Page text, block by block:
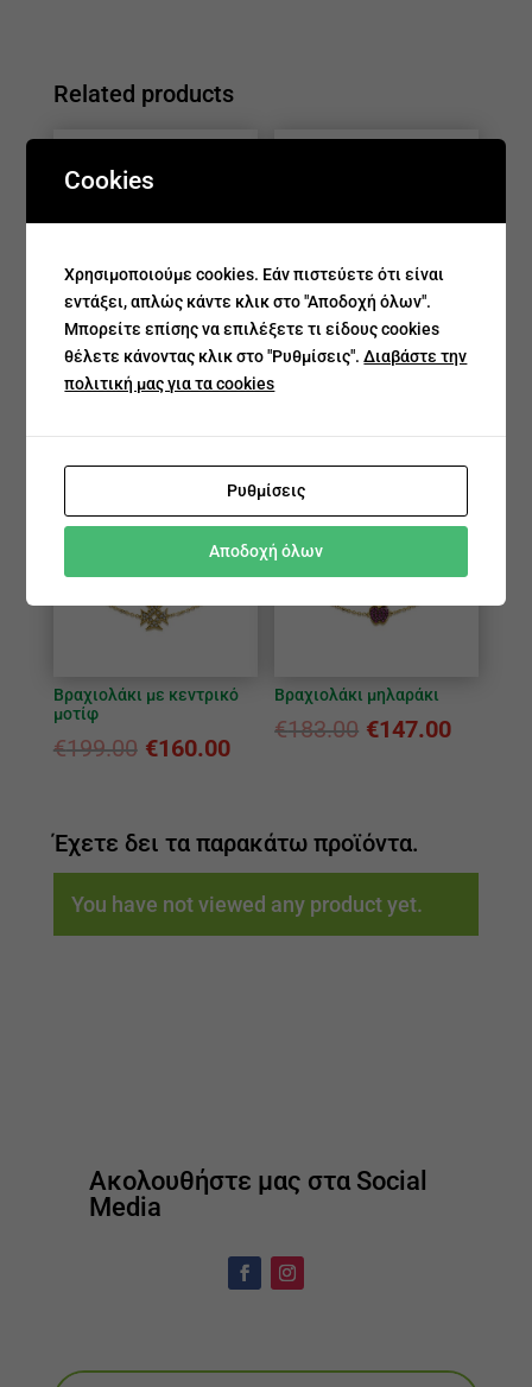
Related products
Βραχιολάκι με μοτίφ
σταυρουδάκι
Βραχιολάκι με
σταυρουδάκι
Βραχιολάκι με κεντρικό
μοτίφ
€199.00 €160.00
Βραχιολάκι μηλαράκι
€183.00 €147.00
Έχετε δει τα παρακάτω προϊόντα.
You have not viewed any product yet.
Ακολουθήστε μας στα Social
Media
Cookies
Χρησιμοποιούμε cookies. Εάν πιστεύετε ότι είναι
εντάξει, απλώς κάντε κλικ στο "Αποδοχή όλων".
Μπορείτε επίσης να επιλέξετε τι είδους cookies
θέλετε κάνοντας κλικ στο "Ρυθμίσεις".Διαβάστε την
πολιτική μας για τα cookies
Ρυθμίσεις
Αποδοχή όλων